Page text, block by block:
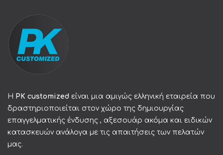
Η PK customized είναι μια αμιγώς ελληνική εταιρεία που
δραστηριοποιείται στον χώρο της δημιουργίας
επαγγελματικής ένδυσης , αξεσουάρ ακόμα και ειδικών
κατασκευών ανάλογα με τις απαιτήσεις των πελατών
μας.